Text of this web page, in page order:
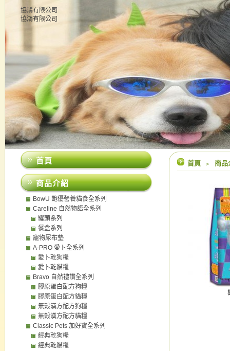
協鴻有限公司
協鴻有限公司
首頁 ﹥ 商
首頁
商品介紹
BowU 飽優營養貓食全系列
Careline 自然物語全系列
罐頭系列
餐盒系列
寵物尿布墊
A-PRO 愛卜全系列
愛卜乾狗糧
愛卜乾貓糧
Bravo 自然禮讚全系列
膠原蛋白配方狗糧
膠原蛋白配方貓糧
無穀漢方配方狗糧
無穀漢方配方貓糧
Classic Pets 加好寶全系列
經典乾狗糧
經典乾貓糧